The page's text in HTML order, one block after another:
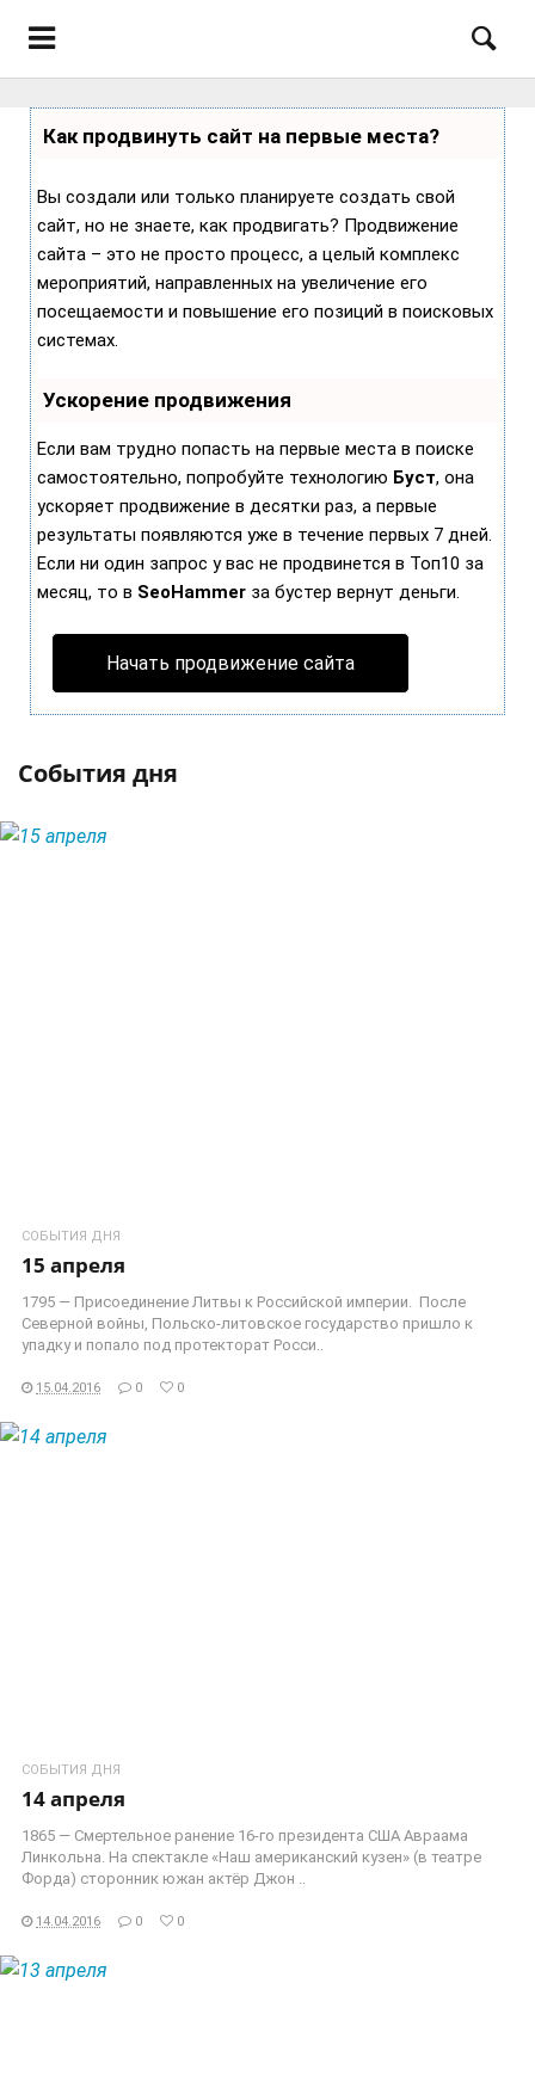
Как продвинуть сайт на первые места?
Вы создали или только планируете создать свой
сайт, но не знаете, как продвигать? Продвижение
сайта – это не просто процесс, а целый комплекс
мероприятий, направленных на увеличение его
посещаемости и повышение его позиций в поисковых
системах.
Ускорение продвижения
Если вам трудно попасть на первые места в поиске
самостоятельно, попробуйте технологию Буст, она
ускоряет продвижение в десятки раз, а первые
результаты появляются уже в течение первых 7 дней.
Если ни один запрос у вас не продвинется в Топ10 за
месяц, то в SeoHammer за бустер вернут деньги.
Начать продвижение сайта
События дня
СОБЫТИЯ ДНЯ
15 апреля
1795 — Присоединение Литвы к Российской империи. После
Северной войны, Польско-литовское государство пришло к
упадку и попало под протекторат Росси..
15.04.2016 0 0
СОБЫТИЯ ДНЯ
14 апреля
1865 — Смертельное ранение 16-го президента США Авраама
Линкольна. На спектакле «Наш американский кузен» (в театре
Форда) сторонник южан актёр Джон ..
14.04.2016 0 0